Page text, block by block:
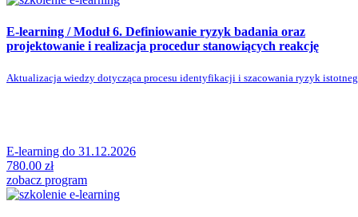
E-learning / Moduł 6. Definiowanie ryzyk badania oraz
projektowanie i realizacja procedur stanowiących reakcję
Aktualizacja wiedzy dotycząca procesu identyfikacji i szacowania ryzyk
E-learning do 31.12.2026
780.00 zł
zobacz program